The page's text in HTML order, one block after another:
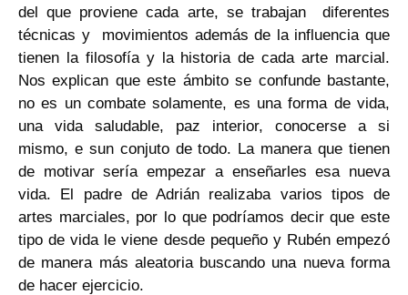
del que proviene cada arte, se trabajan diferentes
técnicas y movimientos además de la influencia que
tienen la filosofía y la historia de cada arte marcial.
Nos explican que este ámbito se confunde bastante,
no es un combate solamente, es una forma de vida,
una vida saludable, paz interior, conocerse a si
mismo, e sun conjuto de todo. La manera que tienen
de motivar sería empezar a enseñarles esa nueva
vida. El padre de Adrián realizaba varios tipos de
artes marciales, por lo que podríamos decir que este
tipo de vida le viene desde pequeño y Rubén empezó
de manera más aleatoria buscando una nueva forma
de hacer ejercicio.